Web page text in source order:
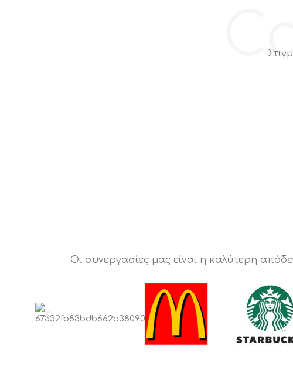
Οι συνεργασίες μας είναι η καλύτερη